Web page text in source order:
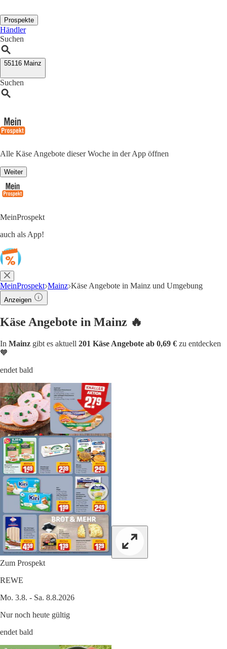
Prospekte
Händler
Suchen
55116 Mainz
Suchen
Alle Käse Angebote dieser Woche in der App öffnen
Weiter
MeinProspekt
auch als App!
MeinProspekt Mainz Käse Angebote in Mainz und Umgebung
Anzeigen
Käse Angebote in Mainz 🔥
In Mainz gibt es aktuell 201 Käse Angebote ab 0,69 € zu entdecken
🧡
endet bald
Zum Prospekt
REWE
Mo. 3.8. - Sa. 8.8.2026
Nur noch heute gültig
endet bald